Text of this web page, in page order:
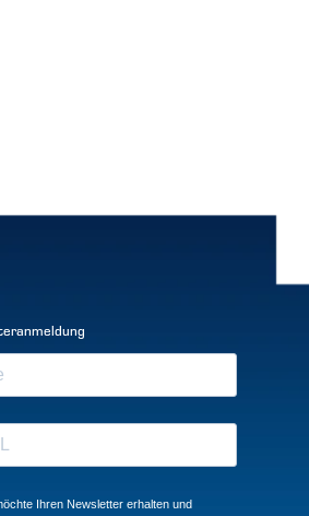
Ihren Newsletter erhalten und